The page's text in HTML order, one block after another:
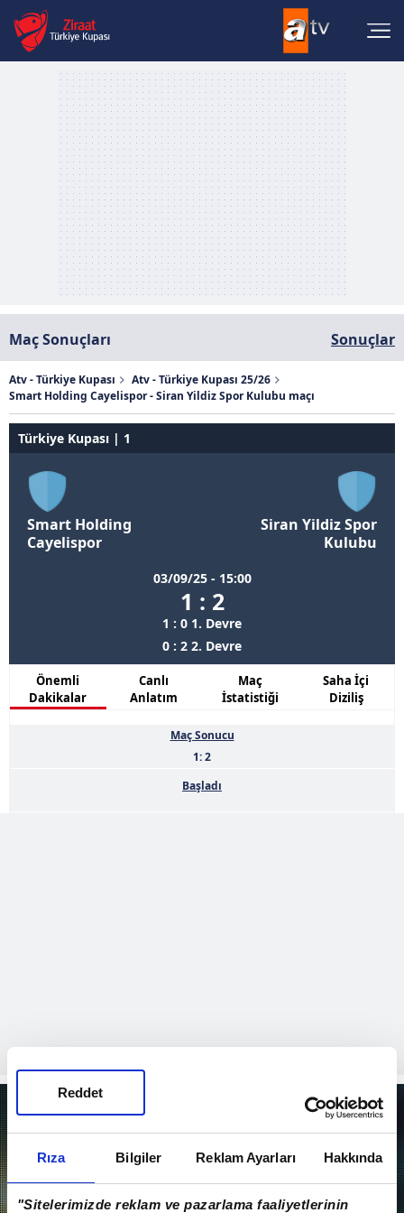
Rıza Bilgiler Reklam Ayarları Hakkında
"Sitelerimizde reklam ve pazarlama faaliyetlerinin
Reddet
Maç Sonuçları Sonuçlar
Atv - Türkiye Kupası
Atv - Türkiye Kupası 25/26
Smart Holding Cayelispor - Siran Yildiz Spor Kulubu maçı
Türkiye Kupası | 1
Smart Holding
Cayelispor
03/09/25 - 15:00
1 : 2
1 : 0 1. Devre
0 : 2 2. Devre
Siran Yildiz Spor
Kulubu
Önemli
Dakikalar
Canlı
Anlatım
Maç
İstatistiği
Saha İçi
Diziliş
Maç Sonucu
1: 2
Başladı
EN SON VİDEOLAR